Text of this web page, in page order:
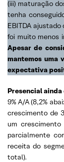
(iii) maturação
tenha
EBITDA
foi muito menos
Apesar de
mantemos uma
expectativa
Presencial
9% A/A (8,2%
crescimento de
um
parcialmente
receita do
total).